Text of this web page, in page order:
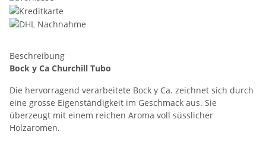
Beschreibung
Bock y Ca Churchill Tubo
Die hervorragend verarbeitete Bock y Ca. zeichnet sich durch
eine grosse Eigenständigkeit im Geschmack aus. Sie
überzeugt mit einem reichen Aroma voll süsslicher
Holzaromen.